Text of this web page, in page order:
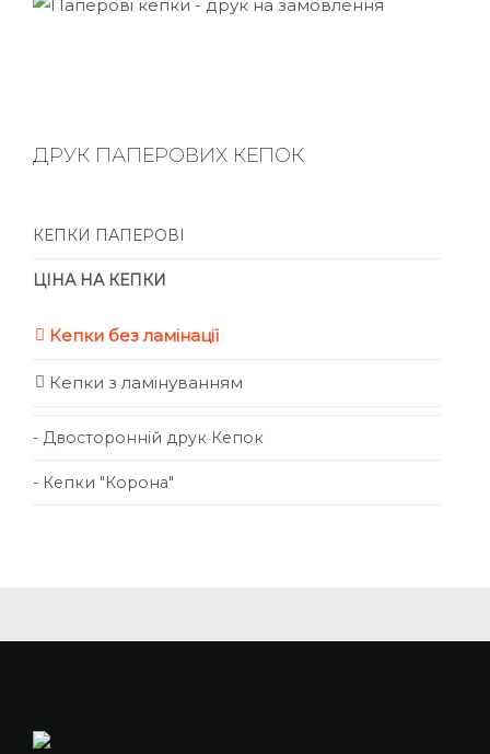
ДРУК ПАПЕРОВИХ КЕПОК
КЕПКИ ПАПЕРОВІ
ЦІНА НА КЕПКИ
Кепки без ламінації
Кепки з ламінуванням
- Двосторонній друк Кепок
- Кепки "Корона"